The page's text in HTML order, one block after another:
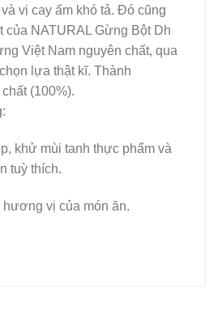
vị cay ấm khó tả. Đó cũng
của NATURAL Gừng Bột Dh
Việt Nam nguyên chất, qua
lựa thật kĩ. Thành
(100%).
khử mùi tanh thực phẩm và
tuỳ thích.
hương vị của món ăn.